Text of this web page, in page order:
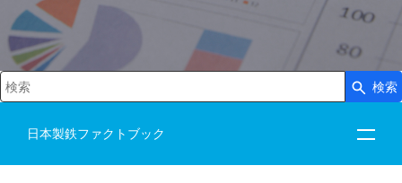
検索キーワード入力
検索
日本製鉄ファクトブック